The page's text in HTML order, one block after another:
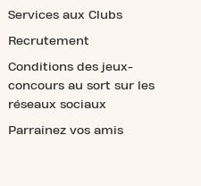
Services aux Clubs
Recrutement
Conditions des jeux-
concours au sort sur les
réseaux sociaux
Parrainez vos amis